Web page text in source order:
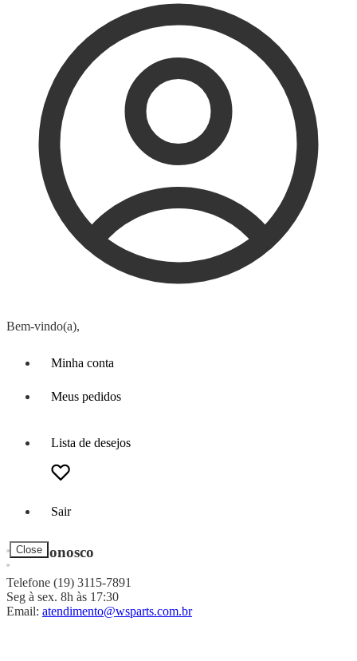
Bem-vindo(a),
Minha conta
Meus pedidos
Lista de desejos
Sair
Close
Fale Conosco
Telefone (19) 3115-7891
Seg à sex. 8h às 17:30
Email: atendimento@wsparts.com.br